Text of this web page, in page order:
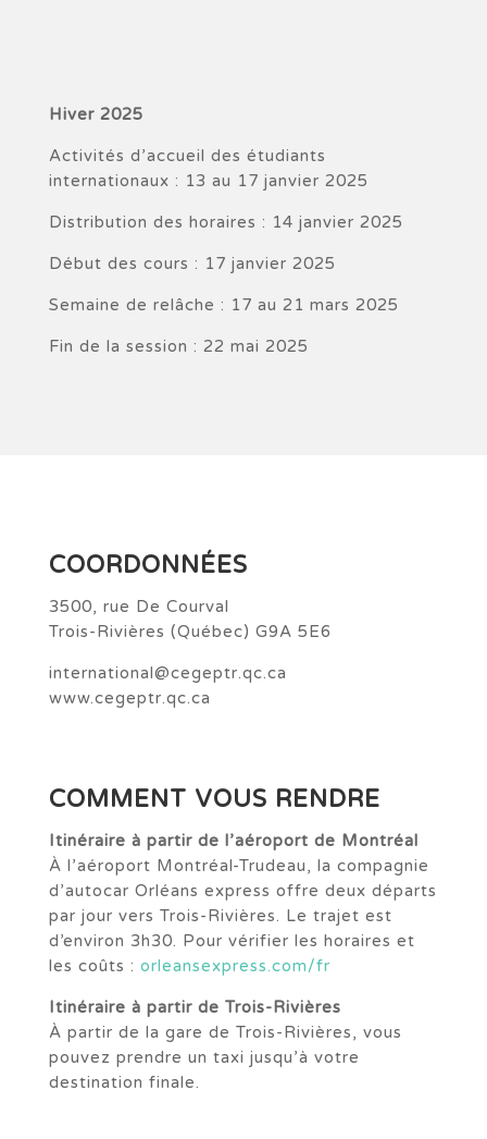
Hiver 2025
Activités d’accueil des étudiants
internationaux : 13 au 17 janvier 2025
Distribution des horaires : 14 janvier 2025
Début des cours : 17 janvier 2025
Semaine de relâche : 17 au 21 mars 2025
Fin de la session : 22 mai 2025
COORDONNÉES
3500, rue De Courval
Trois-Rivières (Québec) G9A 5E6
international@cegeptr.qc.ca
www.cegeptr.qc.ca
COMMENT VOUS RENDRE
Itinéraire à partir de l’aéroport de Montréal
À l’aéroport Montréal-Trudeau, la compagnie
d’autocar Orléans express offre deux départs
par jour vers Trois-Rivières. Le trajet est
d’environ 3h30. Pour vérifier les horaires et
les coûts : orleansexpress.com/fr
Itinéraire à partir de Trois-Rivières
À partir de la gare de Trois-Rivières, vous
pouvez prendre un taxi jusqu’à votre
destination finale.